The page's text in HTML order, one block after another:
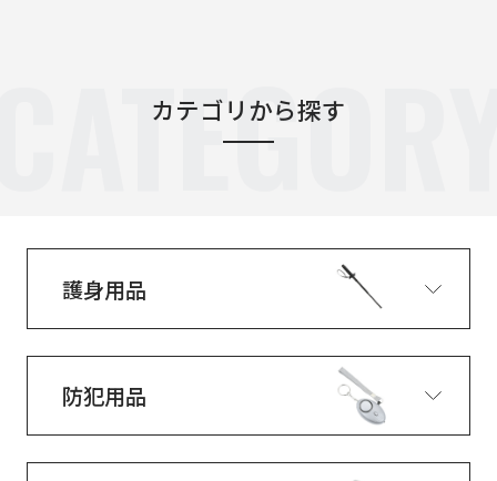
カテゴリから探す
護身用品
防犯用品